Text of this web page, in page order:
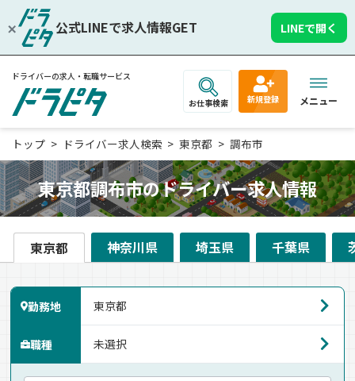
公式LINEで求人情報GET LINEで開く
ドライバーの求人・転職サービス
お仕事検索 新規登録 メニュー
トップ ドライバー求人検索 東京都 調布市
東京都調布市のドライバー求人情報
東京都 神奈川県 埼玉県 千葉県
勤務地
職種